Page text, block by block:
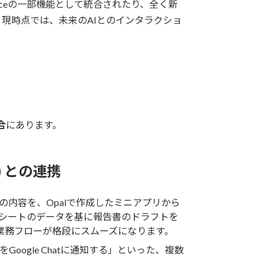
の一部機能として統合されたり、全く新
時点では、未来のAIとのインタラクショ
にあります。
との連携
内容を、Opalで作成したミニアプリから
ートのデータを基に報告書のドラフトを
フローが格段にスムーズになります。
Google Chatに通知する」といった、複数